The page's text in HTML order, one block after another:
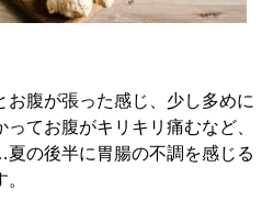
お腹が張った感じ、少し多めに
てお腹がキリキリ痛むなど、
の後半に胃腸の不調を感じる